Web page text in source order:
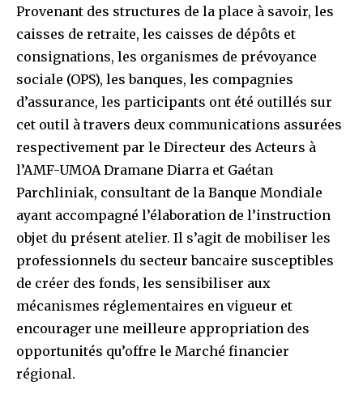
Provenant des structures de la place à savoir, les
caisses de retraite, les caisses de dépôts et
consignations, les organismes de prévoyance
sociale (OPS), les banques, les compagnies
d’assurance, les participants ont été outillés sur
cet outil à travers deux communications assurées
respectivement par le Directeur des Acteurs à
l’AMF-UMOA Dramane Diarra et Gaétan
Parchliniak, consultant de la Banque Mondiale
ayant accompagné l’élaboration de l’instruction
objet du présent atelier. Il s’agit de mobiliser les
professionnels du secteur bancaire susceptibles
de créer des fonds, les sensibiliser aux
mécanismes réglementaires en vigueur et
encourager une meilleure appropriation des
opportunités qu’offre le Marché financier
régional.